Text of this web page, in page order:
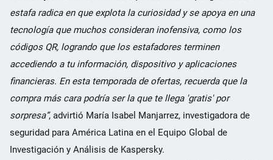
estafa radica en que explota la curiosidad y se apoya en una
tecnología que muchos consideran inofensiva, como los
códigos QR, logrando que los estafadores terminen
accediendo a tu información, dispositivo y aplicaciones
financieras. En esta temporada de ofertas, recuerda que la
compra más cara podría ser la que te llega 'gratis' por
sorpresa”, advirtió María Isabel Manjarrez, investigadora de
seguridad para América Latina en el Equipo Global de
Investigación y Análisis de Kaspersky.